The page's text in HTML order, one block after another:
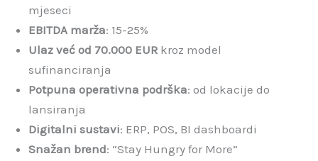
mjeseci
EBITDA marža: 15-25%
Ulaz već od 70.000 EUR kroz model
sufinanciranja
Potpuna operativna podrška: od lokacije do
lansiranja
Digitalni sustavi: ERP, POS, BI dashboardi
Snažan brend: “Stay Hungry for More”